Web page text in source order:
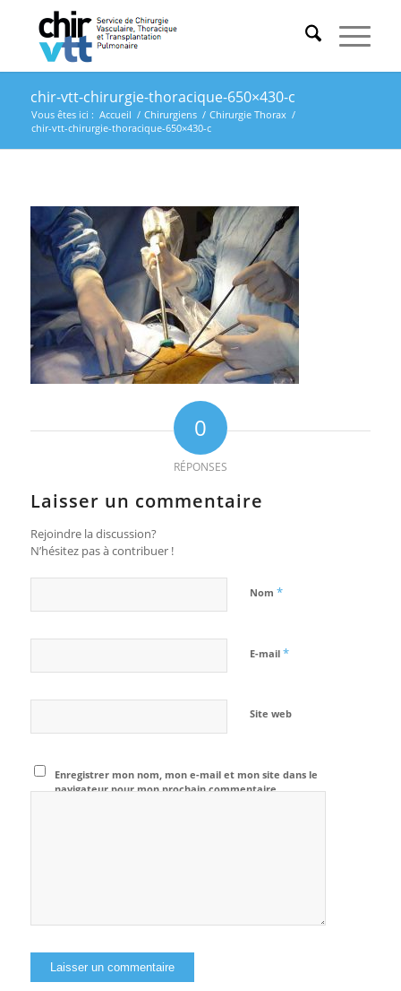
chir-vtt-chirurgie-thoracique-650×430-c
Vous êtes ici : Accueil / Chirurgiens / Chirurgie Thorax /
chir-vtt-chirurgie-thoracique-650×430-c
0
RÉPONSES
Laisser un commentaire
Rejoindre la discussion?
N’hésitez pas à contribuer !
Nom *
E-mail *
Site web
Enregistrer mon nom, mon e-mail et mon site dans le
navigateur pour mon prochain commentaire.